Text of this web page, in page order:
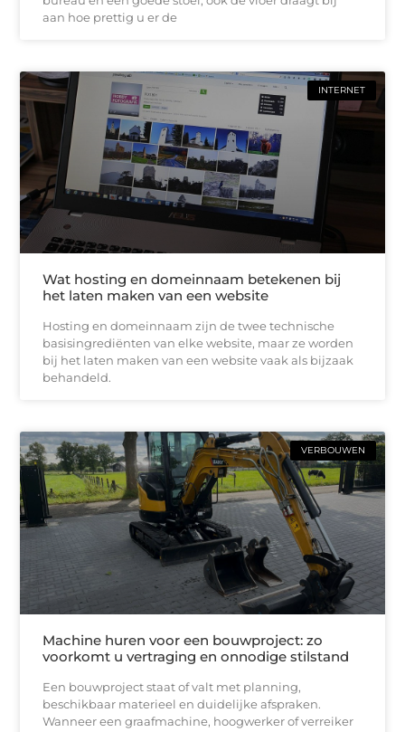
aan hoe prettig u er de
INTERNET
Wat hosting en domeinnaam betekenen bij
het laten maken van een website
Hosting en domeinnaam zijn de twee technische
basisingrediënten van elke website, maar ze worden
bij het laten maken van een website vaak als bijzaak
behandeld.
VERBOUWEN
Machine huren voor een bouwproject: zo
voorkomt u vertraging en onnodige stilstand
Een bouwproject staat of valt met planning,
beschikbaar materieel en duidelijke afspraken.
Wanneer een graafmachine, hoogwerker of verreiker